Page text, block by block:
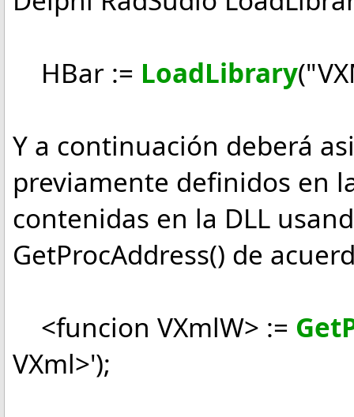
HBar := LoadLibrary
Y a continuación deberá
previamente definidos en
contenidas en la DLL
GetProcAddress() de
<funcion VXmlW> :=
VXml>');